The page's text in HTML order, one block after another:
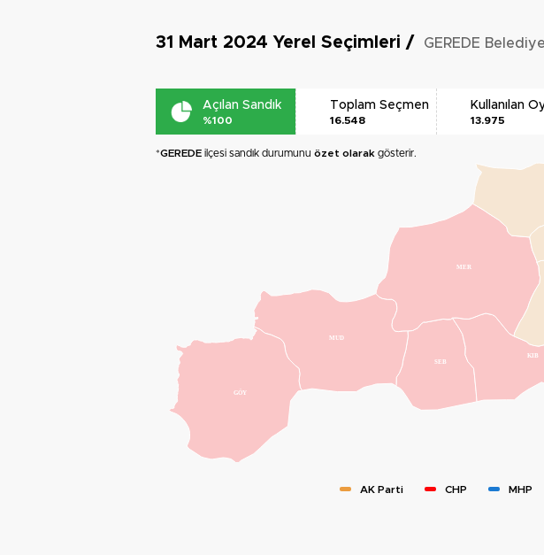
31 Mart 2024 Yerel Seçimleri / GEREDE
Açılan Sandık
%100
Toplam Seçmen
16.548
Kullanılan
13.975
*GEREDE ilçesi sandık durumunu özet olarak gösterir.
SEB
KIB
MUD
MER
GÖY
AK Parti CHP MHP